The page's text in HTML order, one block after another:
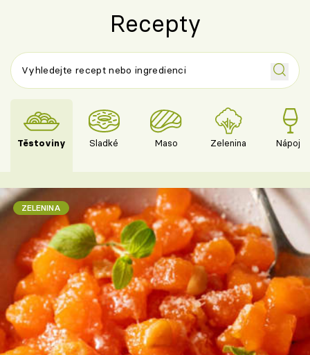
Recepty
Těstoviny Sladké Maso Zelenina Nápoje
ZELENINA